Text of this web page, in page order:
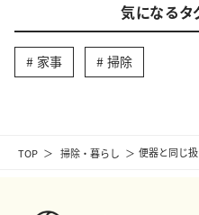
TOP 掃除・暮らし 便器と同じ
気になるタ
家事 掃除